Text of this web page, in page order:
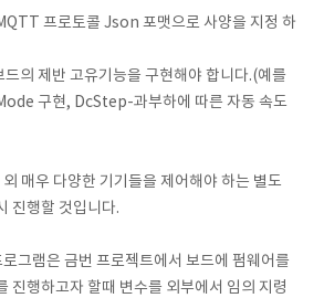
프로토콜 Json 포맷으로 사양을 지정 하
의 제반 고유기능을 구현해야 합니다.(예를
구현, DcStep-과부하에 따른 자동 속도
매우 다양한 기기들을 제어해야 하는 별도
진행할 것입니다.
그램은 금번 프로젝트에서 보드에 펌웨어를
진행하고자 할때 변수를 외부에서 임의 지령